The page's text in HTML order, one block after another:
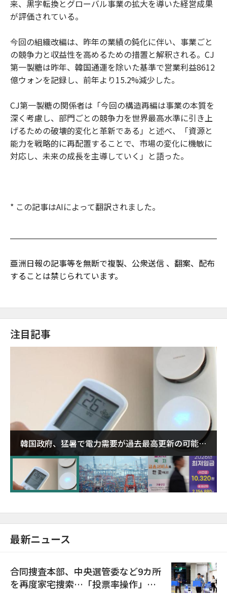
来、黒字転換とグローバル事業の拡大を導いた経営成果
が評価されている。
今回の組織改編は、昨年の業績の鈍化に伴い、事業ごと
の競争力と収益性を高めるための措置と解釈される。CJ
第一製糖は昨年、韓国通運を除いた基準で営業利益8612
億ウォンを記録し、前年より15.2%減少した。
CJ第一製糖の関係者は「今回の構造再編は事業の本質を
深く考慮し、部門ごとの競争力を世界最高水準に引き上
げるための破壊的変化と革新である」と述べ、「資源と
能力を戦略的に再配置することで、市場の変化に機敏に
対応し、未来の成長を主導していく」と語った。
* この記事はAIによって翻訳されました。
亜洲日報の記事等を無断で複製、公衆送信 、翻案、配布
することは禁じられています。
注目記事
韓国政府、猛暑で電力需要が過去最高更新の可能性
に需給対応体制を点検
最新ニュース
合同捜査本部、中央選管委など9カ所
を再度家宅捜索…「投票率操作」の